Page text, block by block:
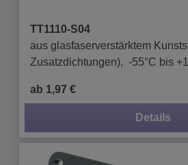
TT1110-S04
aus glasfaserverstärktem
Zusatzdichtungen), -55°C bis
ab 1,97 €
Details